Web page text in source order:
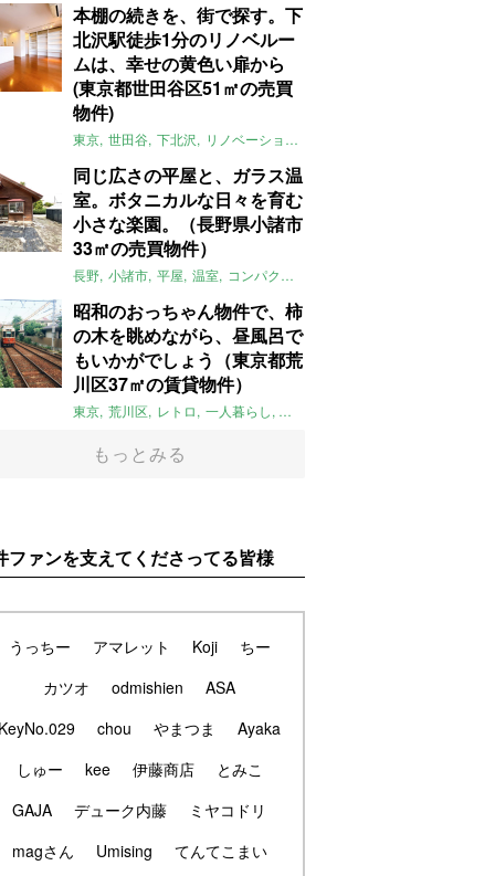
本棚の続きを、街で探す。下
北沢駅徒歩1分のリノベルー
ムは、幸せの黄色い扉から
(東京都世田谷区51㎡の売買
物件)
東京 世田谷 下北沢 リノベーション
同じ広さの平屋と、ガラス温
室。ボタニカルな日々を育む
小さな楽園。（長野県小諸市
33㎡の売買物件）
長野 小諸市 平屋 温室 コンパクト
昭和のおっちゃん物件で、柿
の木を眺めながら、昼風呂で
もいかがでしょう（東京都荒
川区37㎡の賃貸物件）
東京 荒川区 レトロ 一人暮らし タイル
もっとみる
ファンを支えてくださってる皆様
うっちー アマレット Koji
ちー
カツオ
odmishien
ASA
chou やまつま
Ayaka
しゅー
kee 伊藤商店
とみこ
GAJA
デューク内藤
ミヤコドリ
magさん
Umising てんてこまい